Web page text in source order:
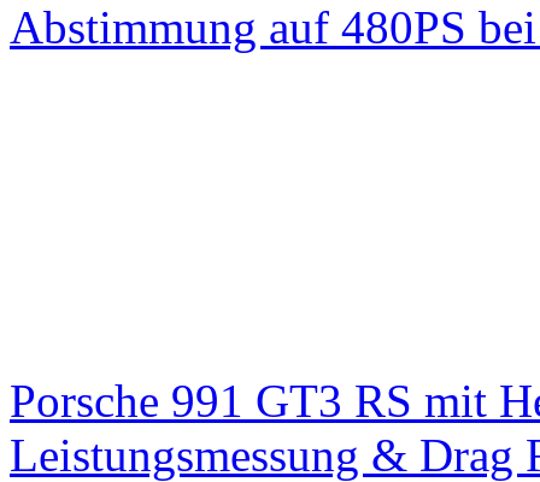
Abstimmung auf 480PS
Porsche 991 GT3 RS mit
Leistungsmessung & Drag